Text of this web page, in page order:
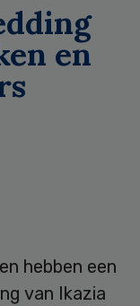
en
hebben een
van Ikazia